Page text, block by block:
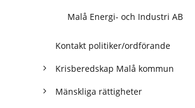
Malå Energi- och Industri AB
Kontakt politiker/ordförande
Krisberedskap Malå kommun
Mänskliga rättigheter